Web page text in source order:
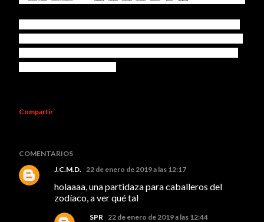
Compartir
COMENTARIOS
J.C.M.D.
22 de enero de 2019 a las 12:17
holaaaa, una partidaza para caballeros del
zodíaco, a ver qué tal
SPR 22 de enero de 2019 a las 12:44